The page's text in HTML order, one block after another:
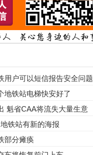
用户可以短信报告安全问题
地铁站电梯快安好了
魁省CAA将流失大量生意
铁站有新的海报
部分瘫痪